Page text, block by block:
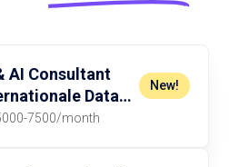
AI Consultant
Data
New!
-7500/month